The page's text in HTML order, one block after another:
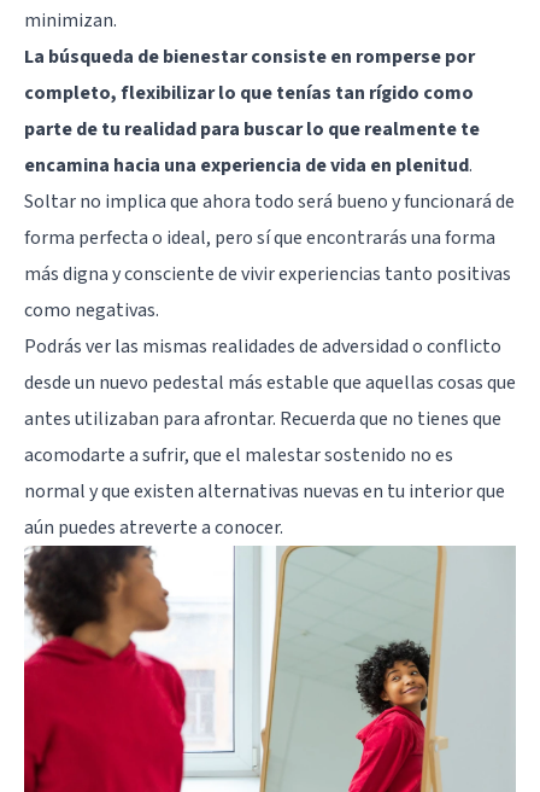
minimizan.
La búsqueda de bienestar consiste en romperse por
completo, flexibilizar lo que tenías tan rígido como
parte de tu realidad para buscar lo que realmente te
encamina hacia una experiencia de vida en plenitud.
Soltar no implica que ahora todo será bueno y funcionará de
forma perfecta o ideal, pero sí que encontrarás una forma
más digna y consciente de vivir experiencias tanto positivas
como negativas.
Podrás ver las mismas realidades de adversidad o conflicto
desde un nuevo pedestal más estable que aquellas cosas que
antes utilizaban para afrontar. Recuerda que no tienes que
acomodarte a sufrir, que el malestar sostenido no es
normal y que existen alternativas nuevas en tu interior que
aún puedes atreverte a conocer.